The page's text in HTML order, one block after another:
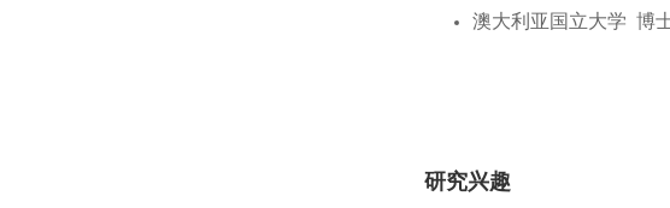
澳大利亚国立大学 博
研究兴趣